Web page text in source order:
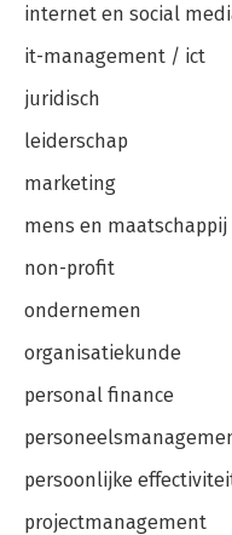
internet en social
it-management / ict
juridisch
leiderschap
marketing
mens en maatschappij
non-profit
ondernemen
organisatiekunde
personal finance
persoonlijke
projectmanagement